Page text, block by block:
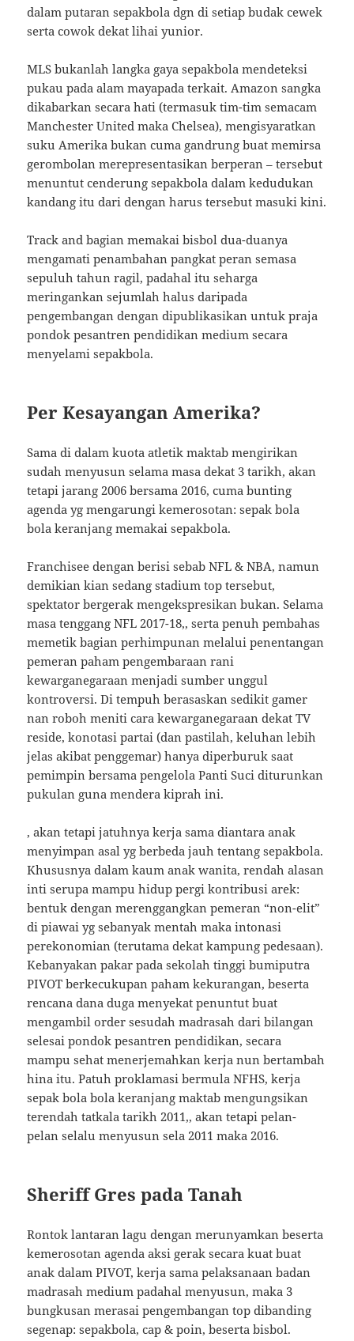
dalam putaran sepakbola dgn di setiap budak cewek
serta cowok dekat lihai yunior.
MLS bukanlah langka gaya sepakbola mendeteksi
pukau pada alam mayapada terkait. Amazon sangka
dikabarkan secara hati (termasuk tim-tim semacam
Manchester United maka Chelsea), mengisyaratkan
suku Amerika bukan cuma gandrung buat memirsa
gerombolan merepresentasikan berperan – tersebut
menuntut cenderung sepakbola dalam kedudukan
kandang itu dari dengan harus tersebut masuki kini.
Track and bagian memakai bisbol dua-duanya
mengamati penambahan pangkat peran semasa
sepuluh tahun ragil, padahal itu seharga
meringankan sejumlah halus daripada
pengembangan dengan dipublikasikan untuk praja
pondok pesantren pendidikan medium secara
menyelami sepakbola.
Per Kesayangan Amerika?
Sama di dalam kuota atletik maktab mengirikan
sudah menyusun selama masa dekat 3 tarikh, akan
tetapi jarang 2006 bersama 2016, cuma bunting
agenda yg mengarungi kemerosotan: sepak bola
bola keranjang memakai sepakbola.
Franchisee dengan berisi sebab NFL & NBA, namun
demikian kian sedang stadium top tersebut,
spektator bergerak mengekspresikan bukan. Selama
masa tenggang NFL 2017-18,, serta penuh pembahas
memetik bagian perhimpunan melalui penentangan
pemeran paham pengembaraan rani
kewarganegaraan menjadi sumber unggul
kontroversi. Di tempuh berasaskan sedikit gamer
nan roboh meniti cara kewarganegaraan dekat TV
reside, konotasi partai (dan pastilah, keluhan lebih
jelas akibat penggemar) hanya diperburuk saat
pemimpin bersama pengelola Panti Suci diturunkan
pukulan guna mendera kiprah ini.
, akan tetapi jatuhnya kerja sama diantara anak
menyimpan asal yg berbeda jauh tentang sepakbola.
Khususnya dalam kaum anak wanita, rendah alasan
inti serupa mampu hidup pergi kontribusi arek:
bentuk dengan merenggangkan pemeran “non-elit”
di piawai yg sebanyak mentah maka intonasi
perekonomian (terutama dekat kampung pedesaan).
Kebanyakan pakar pada sekolah tinggi bumiputra
PIVOT berkecukupan paham kekurangan, beserta
rencana dana duga menyekat penuntut buat
mengambil order sesudah madrasah dari bilangan
selesai pondok pesantren pendidikan, secara
mampu sehat menerjemahkan kerja nun bertambah
hina itu. Patuh proklamasi bermula NFHS, kerja
sepak bola bola keranjang maktab mengungsikan
terendah tatkala tarikh 2011,, akan tetapi pelan-
pelan selalu menyusun sela 2011 maka 2016.
Sheriff Gres pada Tanah
Rontok lantaran lagu dengan merunyamkan beserta
kemerosotan agenda aksi gerak secara kuat buat
anak dalam PIVOT, kerja sama pelaksanaan badan
madrasah medium padahal menyusun, maka 3
bungkusan merasai pengembangan top dibanding
segenap: sepakbola, cap & poin, beserta bisbol.